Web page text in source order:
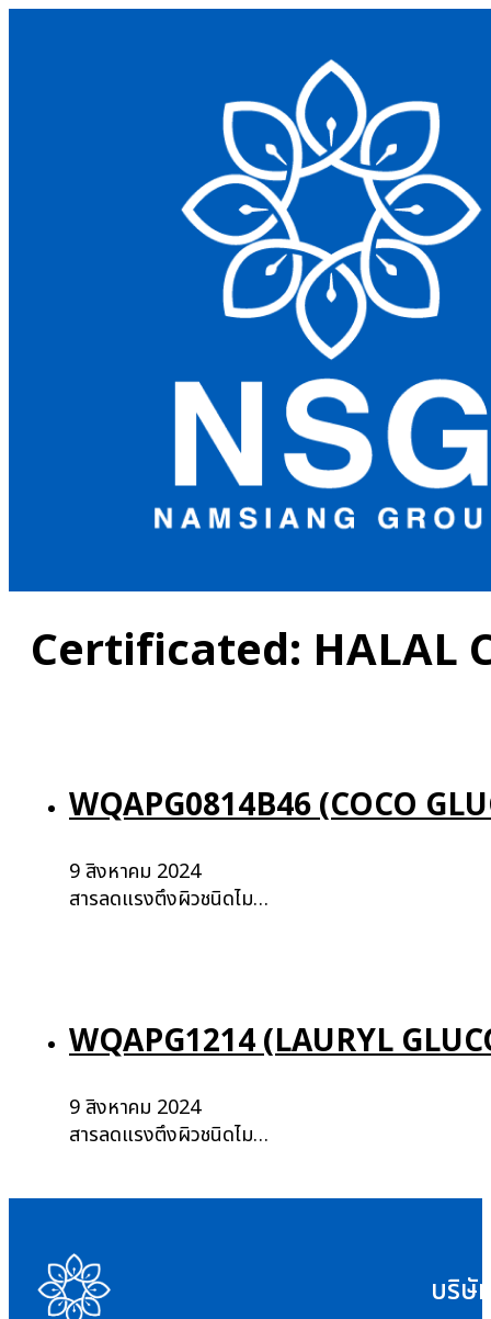
Certificated: HALAL
WQAPG0814B46 (COCO
9 สิงหาคม 2024
สารลดแรงตึงผิวชนิดไม…
WQAPG1214 (LAURYL
9 สิงหาคม 2024
สารลดแรงตึงผิวชนิดไม…
บริษั